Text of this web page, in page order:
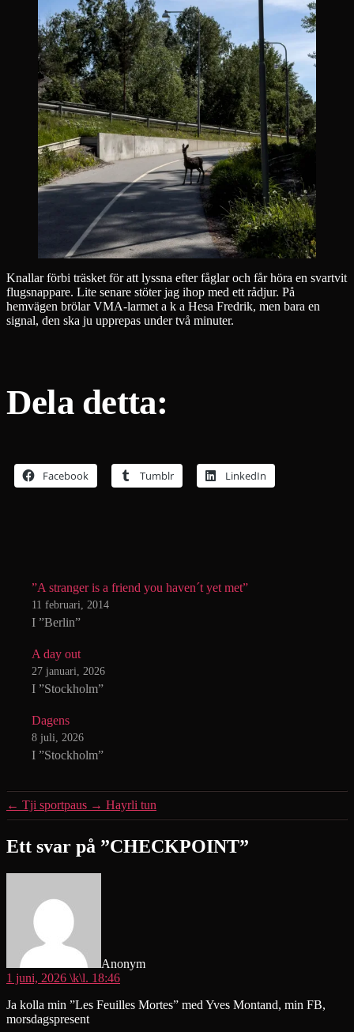
Knallar förbi träsket för att lyssna efter fåglar och får höra en svartvit
flugsnappare. Lite senare stöter jag ihop med ett rådjur. På
hemvägen brölar VMA-larmet a k a Hesa Fredrik, men bara en
signal, den ska ju upprepas under två minuter.
Dela detta:
Facebook Tumblr LinkedIn
”A stranger is a friend you haven´t yet met”
11 februari, 2014
I ”Berlin”
A day out
27 januari, 2026
I ”Stockholm”
Dagens
8 juli, 2026
I ”Stockholm”
← Tji sportpaus → Hayrli tun
Ett svar på ”CHECKPOINT”
Anonym
1 juni, 2026 \k\l. 18:46
Ja kolla min ”Les Feuilles Mortes” med Yves Montand, min FB,
morsdagspresent